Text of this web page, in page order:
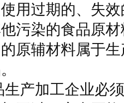
用过期的、失
污染的食品原
原辅材料属于
产加工企业必